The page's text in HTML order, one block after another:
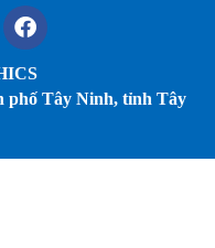
phố Tây Ninh, tỉnh Tây